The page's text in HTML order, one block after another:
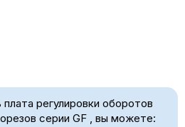
регулировки оборотов
серии GF , вы можете: